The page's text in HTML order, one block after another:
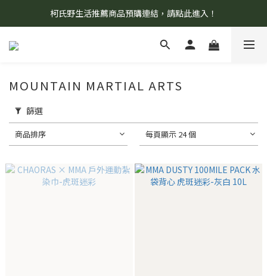
8/7 當天暫停開放工作室。請見諒！
柯氏野生活推薦商品預購連結，請點此進入！
8/7 當天暫停開放工作室。請見諒！
MOUNTAIN MARTIAL ARTS
篩選
商品排序 每頁顯示 24 個